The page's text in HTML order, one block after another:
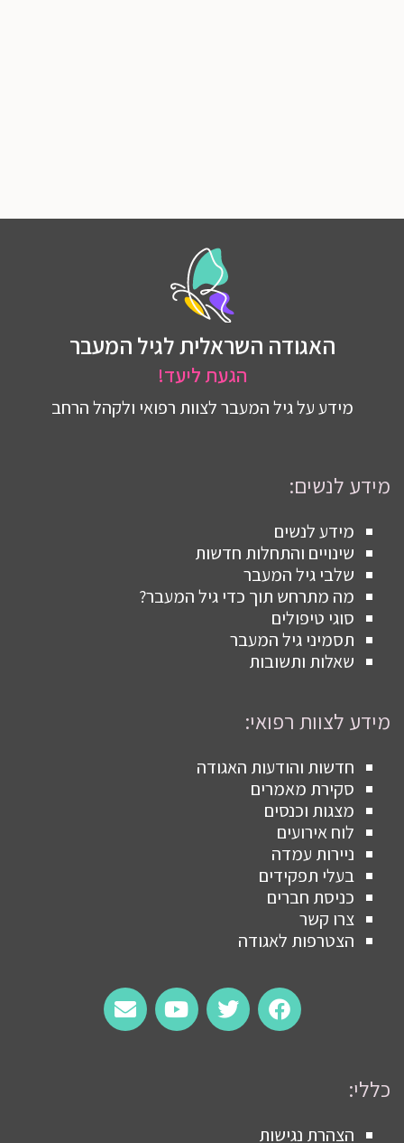
האגודה השראלית לגיל המעבר
הגעת ליעד!
מידע על גיל המעבר לצוות רפואי ולקהל הרחב
מידע לנשים:
מידע לנשים
שינויים והתחלות חדשות
שלבי גיל המעבר
מה מתרחש תוך כדי גיל המעבר?
סוגי טיפולים
תסמיני גיל המעבר
שאלות ותשובות
מידע לצוות רפואי:
חדשות והודעות האגודה
סקירת מאמרים
מצגות וכנסים
לוח אירועים
ניירות עמדה
בעלי תפקידים
כניסת חברים
צרו קשר
הצטרפות לאגודה
כללי:
הצהרת נגישות